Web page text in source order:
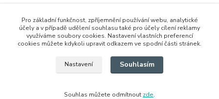
Zboží zařazeno v kategoriích
Stoly
Pro základní funkčnost, zpříjemnění používání webu, analytické
účely a v případě udělení souhlasu také pro účely cílení reklamy
využíváme soubory cookies. Nastavení vlastních preferencí
cookies můžete kdykoli upravit odkazem ve spodní části stránek.
Nastavení Souhlasím
Souhlas můžete odmítnout zde.